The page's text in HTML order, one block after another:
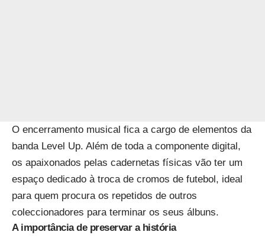
O encerramento musical fica a cargo de elementos da
banda Level Up. Além de toda a componente digital,
os apaixonados pelas cadernetas físicas vão ter um
espaço dedicado à troca de cromos de futebol, ideal
para quem procura os repetidos de outros
coleccionadores para terminar os seus álbuns.
A importância de preservar a história